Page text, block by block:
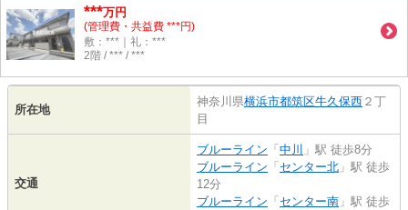
***万円
(管理費・共益費 ***円)
敷：***｜礼：***
2階 / *** / ***
所在地
神奈川県横浜市都筑区牛久保西 ２丁
目
交通
ブルーライン 「 中川 」駅 徒歩8分
ブルーライン 「 センター北 」駅 徒歩
12分
ブルーライン 「 センター南 」駅 徒歩